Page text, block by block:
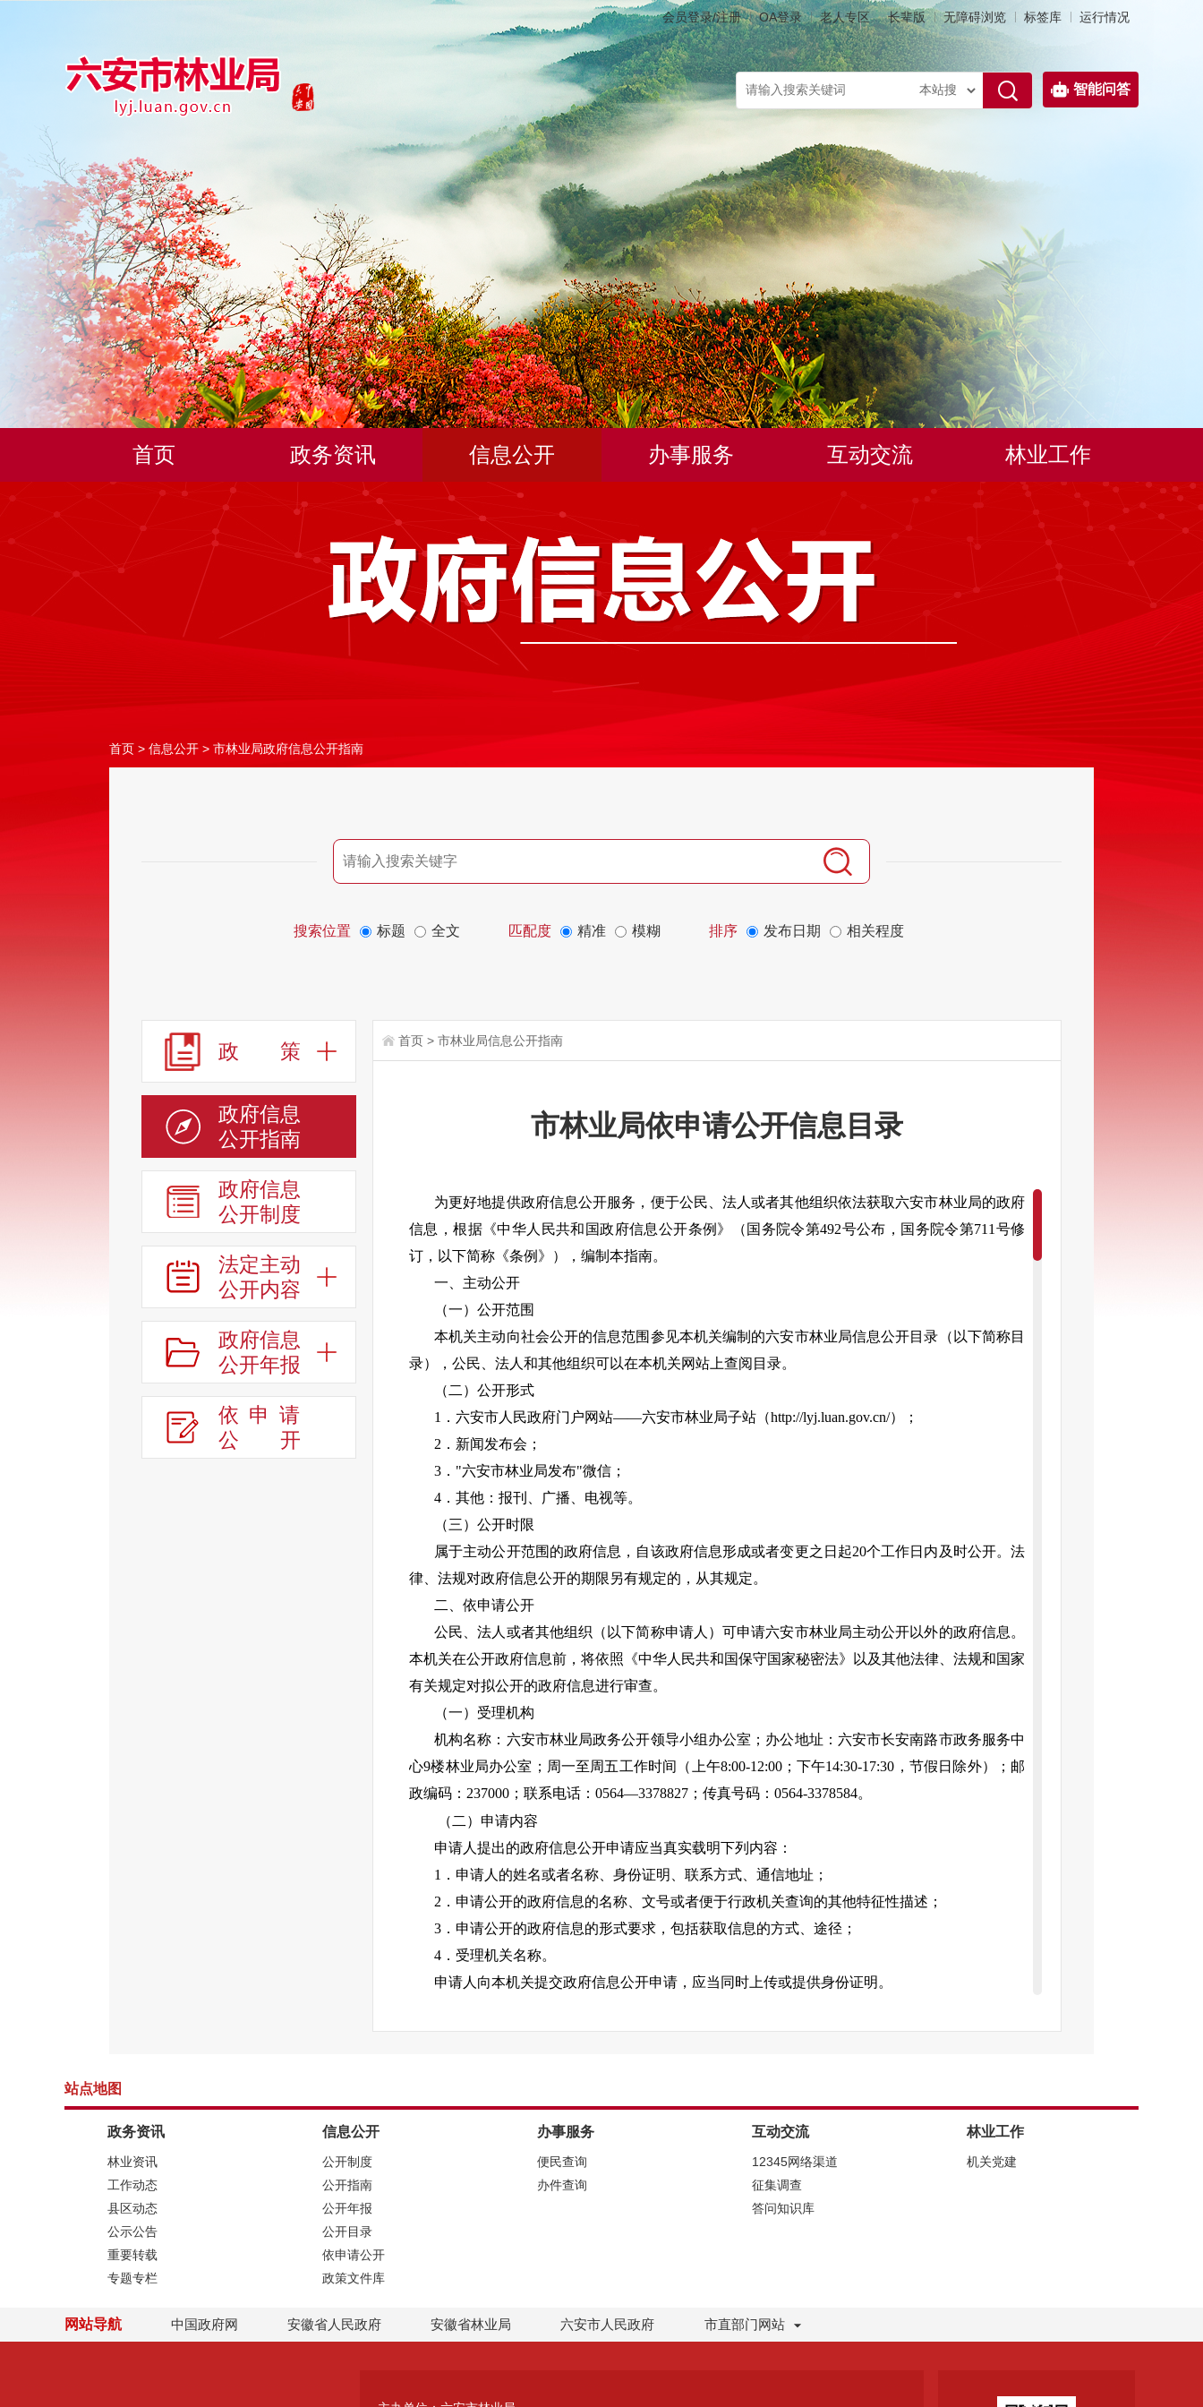
会员登录/注册 OA登录 老人专区 长辈版 无障碍浏览 标签库 运行情况
智能问答
首页 政务资讯 信息公开 办事服务 互动交流 林业工作
首页 > 信息公开 > 市林业局政府信息公开指南
搜索位置 标题 全文 匹配度 精准 模糊 排序 发布日期 相关程度
政 策
政府信息
公开指南
政府信息
公开制度
法定主动
公开内容
政府信息
公开年报
依申请
公
开
首页 > 市林业局信息公开指南
市林业局依申请公开信息目录
为更好地提供政府信息公开服务，便于公民、法人或者其他组织依法获取六安市林业局的政府
信息，根据《中华人民共和国政府信息公开条例》（国务院令第492号公布，国务院令第711号修
订，以下简称《条例》），编制本指南。
一、主动公开
（一）公开范围
本机关主动向社会公开的信息范围参见本机关编制的六安市林业局信息公开目录（以下简称目
录），公民、法人和其他组织可以在本机关网站上查阅目录。
（二）公开形式
1．六安市人民政府门户网站——六安市林业局子站（http://lyj.luan.gov.cn/）；
2．新闻发布会；
3． "六安市林业局发布"微信；
4．其他：报刊、广播、电视等。
（三）公开时限
属于主动公开范围的政府信息，自该政府信息形成或者变更之日起20个工作日内及时公开。法
律、法规对政府信息公开的期限另有规定的，从其规定。
二、依申请公开
公民、法人或者其他组织（以下简称申请人）可申请六安市林业局主动公开以外的政府信息。
本机关在公开政府信息前，将依照《中华人民共和国保守国家秘密法》以及其他法律、法规和国家
有关规定对拟公开的政府信息进行审查。
（一）受理机构
机构名称： 六安市林业局政务公开领导小组办公室；办公地址：六安市长安南路市政务服务中
心9楼林业局办公室；周一至周五工作时间（上午8:00-12:00；下午14:30-17:30，节假日除外）；邮
政编码：237000；联系电话：0564—3378827 ；传真号码： 0564-3378584。
（二）申请内容
申请人提出的政府信息公开申请应当真实载明下列内容：
1．申请人的姓名或者名称、身份证明、联系方式、通信地址；
2．申请公开的政府信息的名称、文号或者便于行政机关查询的其他特征性描述；
3．申请公开的政府信息的形式要求，包括获取信息的方式、途径；
4．受理机关名称。
申请人向本机关提交政府信息公开申请，应当同时上传或提供身份证明。
申请人填写《六安市政府信息公开申请表》（以下简称申请表），申请表可以在本指南末尾处
封正面左下角显著位置注明“政府信息公开申请”，本机关只接收中国邮政寄件。通信地址：
六安市
中心9楼 ；联系电话：0564—3378827
237000。
公开申请”和传真总页数，发送传真后应电话联系进行确认。传真号码：0564-337
站点地图
政务资讯
林业资讯
工作动态
县区动态
公示公告
重要转载
专题专栏
信息公开
公开制度
公开指南
公开年报
公开目录
依申请公开
政策文件库
办事服务
便民查询
办件查询
互动交流
12345网络渠道
征集调查
答问知识库
林业工作
机关党建
网站导航 中国政府网 安徽省人民政府 安徽省林业局 六安市人民政府 市直部门网站